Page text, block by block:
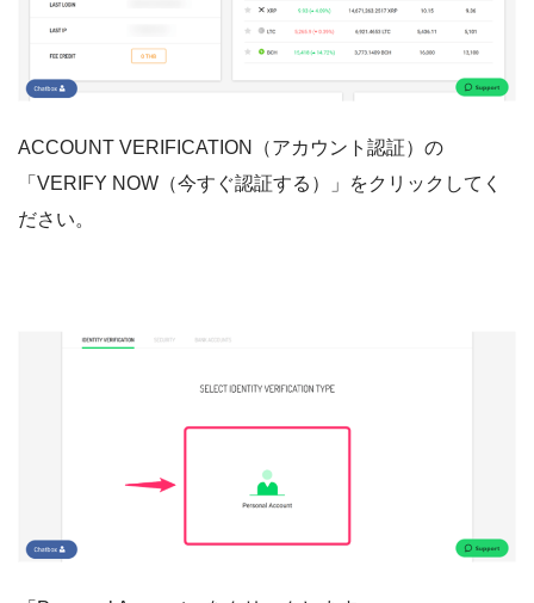
ACCOUNT VERIFICATION（アカウント認証）の
「VERIFY NOW（今すぐ認証する）」をクリックしてく
ださい。